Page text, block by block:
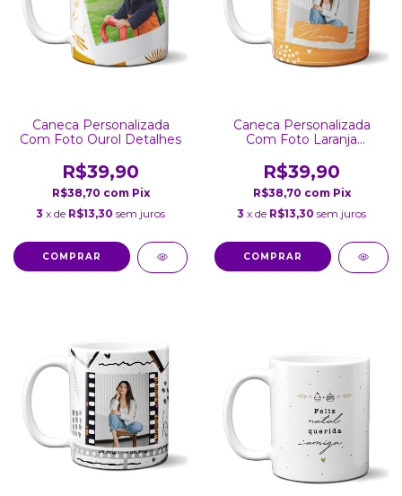
Caneca Personalizada
Com Foto Ourol Detalhes
R$39,90
R$38,70 com Pix
3 x de R$13,30 sem juros
COMPRAR
Caneca Personalizada
Com Foto Laranja
R$39,90
R$38,70 com Pix
3 x de R$13,30 sem juros
COMPRAR